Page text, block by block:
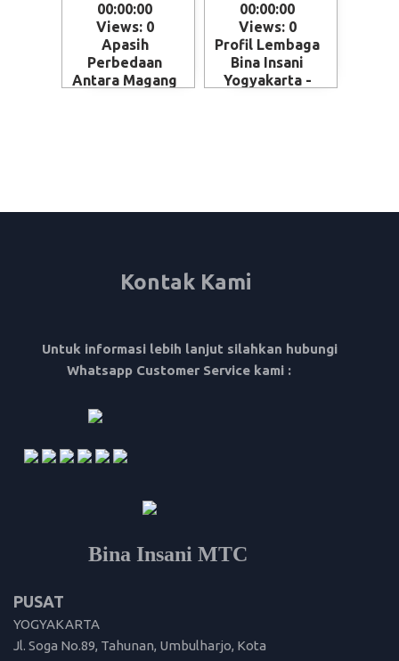
00:00:00
Views: 0
Apasih
Perbedaan
Antara Magang
00:00:00
Views: 0
Profil Lembaga
Bina Insani
Yogyakarta -
Kontak Kami
Untuk informasi lebih lanjut silahkan hubungi
Whatsapp Customer Service kami :
Bina Insani MTC
PUSAT
YOGYAKARTA
Jl. Soga No.89, Tahunan, Umbulharjo, Kota